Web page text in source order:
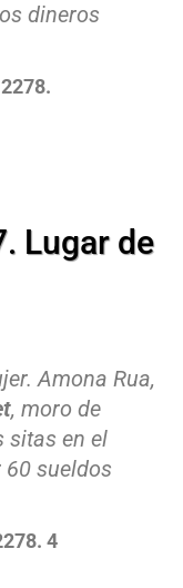
dineros
Lugar de
Amona Rua,
, moro de
sitas en el
sueldos
4